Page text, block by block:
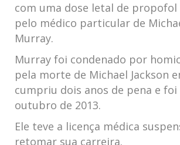
com uma dose letal de
pelo médico particular de
Murray.
Murray foi condenado por
pela morte de Michael Jackson
cumpriu dois anos de pena e
outubro de 2013.
Ele teve a licença médica
retomar sua carreira.